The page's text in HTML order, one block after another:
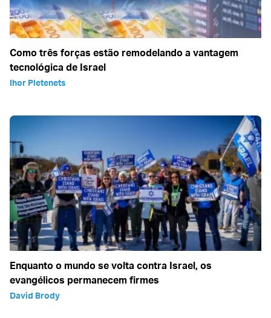
Como três forças estão remodelando a vantagem
tecnológica de Israel
Ihor Pletenets
Enquanto o mundo se volta contra Israel, os
evangélicos permanecem firmes
David Brody